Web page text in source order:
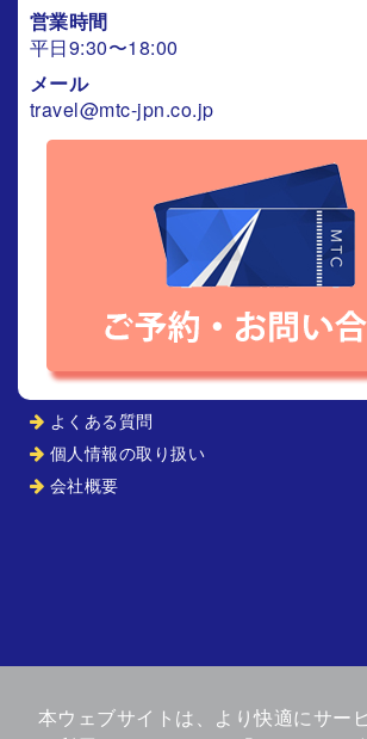
本ウェブサイトは、より快適にサー
営業時間
平日9:30〜18:00
メール
travel@mtc-jpn.co.jp
よくある質問
個人情報の取り扱い
会社概要
© 2026 エムティーシージャパン